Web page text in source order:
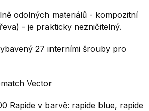
odolných materiálů - kompozitní
- je prakticky nezničitelný.
27 interními šrouby pro
Vector
Rapide v barvě: rapide blue, rapide